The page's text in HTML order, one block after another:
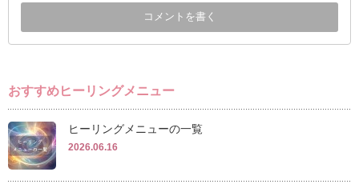
おすすめヒーリングメニュー
ヒーリングメニューの一覧
2026.06.16